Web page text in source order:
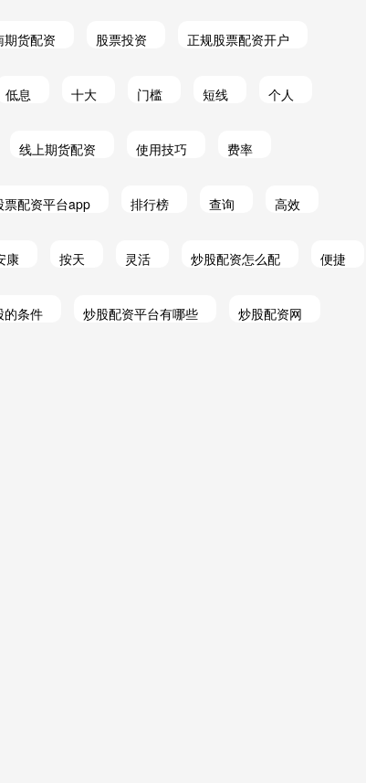
期货配资 股票投资 正规股票配资开户
低息 十大 门槛 短线 个人
线上期货配资 使用技巧 费率
票配资平台app 排行榜 查询 高效
康 按天 灵活 炒股配资怎么配 便捷
的条件 炒股配资平台有哪些 炒股配资网